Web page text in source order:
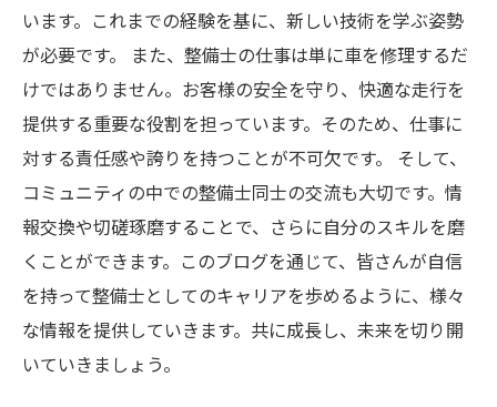
います。これまでの経験を基に、新しい技術を学ぶ姿勢
が必要です。 また、整備士の仕事は単に車を修理するだ
けではありません。お客様の安全を守り、快適な走行を
提供する重要な役割を担っています。そのため、仕事に
対する責任感や誇りを持つことが不可欠です。 そして、
コミュニティの中での整備士同士の交流も大切です。情
報交換や切磋琢磨することで、さらに自分のスキルを磨
くことができます。このブログを通じて、皆さんが自信
を持って整備士としてのキャリアを歩めるように、様々
な情報を提供していきます。共に成長し、未来を切り開
いていきましょう。